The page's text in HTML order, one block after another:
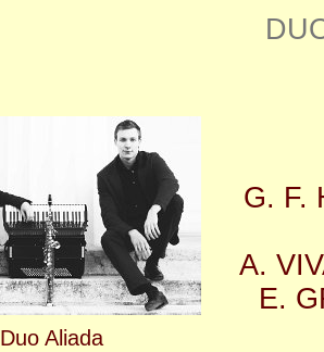
Duo Aliada
G. F.
A.
E.